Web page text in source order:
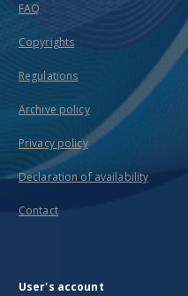
FAQ
Copyrights
Regulations
Archive policy
Privacy policy
Declaration of availability
Contact
User's account